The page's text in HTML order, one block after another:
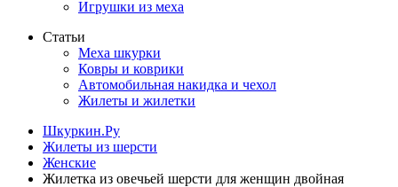
Игрушки из меха
Статьи
Меха шкурки
Ковры и коврики
Автомобильная накидка и чехол
Жилеты и жилетки
Шкуркин.Ру
Жилеты из шерсти
Женские
Жилетка из овечьей шерсти для женщин двойная